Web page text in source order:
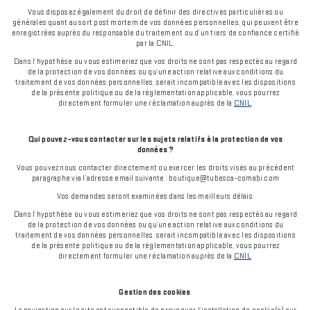
Vous disposez également du droit de définir des directives particulières ou
générales quant au sort post mortem de vos données personnelles, qui peuvent être
enregistrées auprès du responsable du traitement ou d’un tiers de confiance certifié
par la CNIL.
Dans l’hypothèse ou vous estimeriez que vos droits ne sont pas respectés au regard
de la protection de vos données ou qu’une action relative aux conditions du
traitement de vos données personnelles serait incompatible avec les dispositions
de la présente politique ou de la réglementation applicable, vous pourrez
directement formuler une réclamation auprès de la CNIL.
Qui pouvez-vous contacter sur les sujets relatifs à la protection de vos
données ?
Vous pouvez nous contacter directement ou exercer les droits visés au précédent
paragraphe via l’adresse email suivante : boutique@tubesca-comabi.com
Vos demandes seront examinées dans les meilleurs délais.
Dans l’hypothèse ou vous estimeriez que vos droits ne sont pas respectés au regard
de la protection de vos données ou qu’une action relative aux conditions du
traitement de vos données personnelles serait incompatible avec les dispositions
de la présente politique ou de la réglementation applicable, vous pourrez
directement formuler une réclamation auprès de la CNIL.
Gestion des cookies